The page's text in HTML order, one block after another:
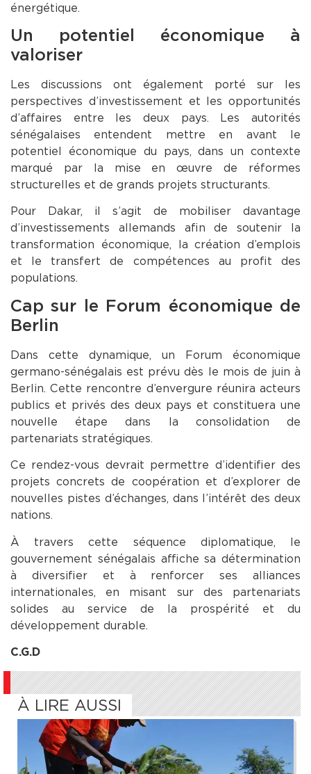
énergétique.
Un potentiel économique à
valoriser
Les discussions ont également porté sur les
perspectives d’investissement et les opportunités
d’affaires entre les deux pays. Les autorités
sénégalaises entendent mettre en avant le
potentiel économique du pays, dans un contexte
marqué par la mise en œuvre de réformes
structurelles et de grands projets structurants.
Pour Dakar, il s’agit de mobiliser davantage
d’investissements allemands afin de soutenir la
transformation économique, la création d’emplois
et le transfert de compétences au profit des
populations.
Cap sur le Forum économique de
Berlin
Dans cette dynamique, un Forum économique
germano-sénégalais est prévu dès le mois de juin à
Berlin. Cette rencontre d’envergure réunira acteurs
publics et privés des deux pays et constituera une
nouvelle étape dans la consolidation de
partenariats stratégiques.
Ce rendez-vous devrait permettre d’identifier des
projets concrets de coopération et d’explorer de
nouvelles pistes d’échanges, dans l’intérêt des deux
nations.
À travers cette séquence diplomatique, le
gouvernement sénégalais affiche sa détermination
à diversifier et à renforcer ses alliances
internationales, en misant sur des partenariats
solides au service de la prospérité et du
développement durable.
C.G.D
À LIRE AUSSI